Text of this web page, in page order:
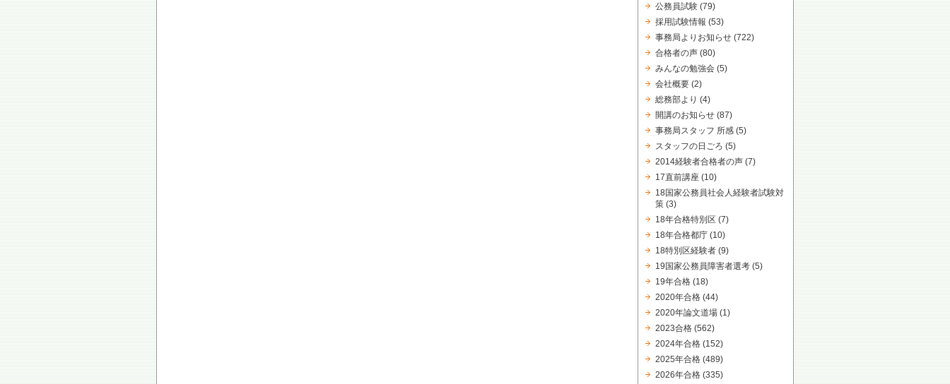
公務員試験 (79)
採用試験情報 (53)
事務局よりお知らせ (722)
合格者の声 (80)
みんなの勉強会 (5)
会社概要 (2)
総務部より (4)
開講のお知らせ (87)
事務局スタッフ 所感 (5)
スタッフの日ごろ (5)
2014経験者合格者の声 (7)
17直前講座 (10)
18国家公務員社会人経験者試験対
策 (3)
18年合格特別区 (7)
18年合格都庁 (10)
18特別区経験者 (9)
19国家公務員障害者選考 (5)
19年合格 (18)
2020年合格 (44)
2020年論文道場 (1)
2023合格 (562)
2024年合格 (152)
2025年合格 (489)
2026年合格 (335)